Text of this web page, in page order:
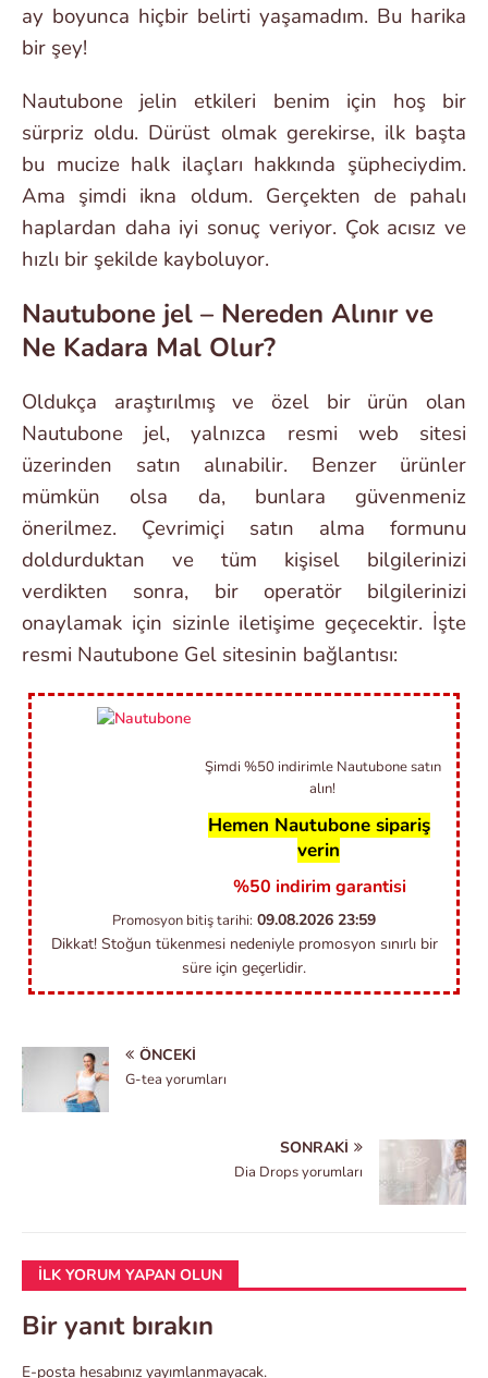
ay boyunca hiçbir belirti yaşamadım. Bu harika
bir şey!
Nautubone jelin etkileri benim için hoş bir
sürpriz oldu. Dürüst olmak gerekirse, ilk başta
bu mucize halk ilaçları hakkında şüpheciydim.
Ama şimdi ikna oldum. Gerçekten de pahalı
haplardan daha iyi sonuç veriyor. Çok acısız ve
hızlı bir şekilde kayboluyor.
Nautubone jel – Nereden Alınır ve
Ne Kadara Mal Olur?
Oldukça araştırılmış ve özel bir ürün olan
Nautubone jel, yalnızca resmi web sitesi
üzerinden satın alınabilir. Benzer ürünler
mümkün olsa da, bunlara güvenmeniz
önerilmez. Çevrimiçi satın alma formunu
doldurduktan ve tüm kişisel bilgilerinizi
verdikten sonra, bir operatör bilgilerinizi
onaylamak için sizinle iletişime geçecektir. İşte
resmi Nautubone Gel sitesinin bağlantısı:
Şimdi %50 indirimle Nautubone satın
alın!
Hemen Nautubone sipariş
verin
%50 indirim garantisi
Promosyon bitiş tarihi: 09.08.2026 23:59
Dikkat! Stoğun tükenmesi nedeniyle promosyon sınırlı bir
süre için geçerlidir.
ÖNCEKI
G-tea yorumları
SONRAKI
Dia Drops yorumları
İLK YORUM YAPAN OLUN
Bir yanıt bırakın
E-posta hesabınız yayımlanmayacak.